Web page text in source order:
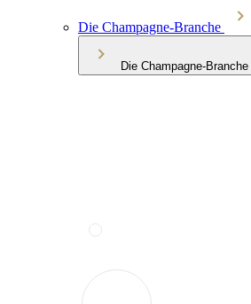
Die Champagne-Branche
Die Champagne-Branche